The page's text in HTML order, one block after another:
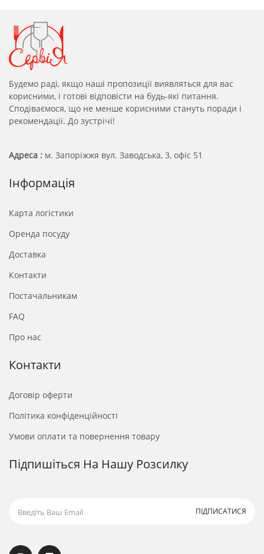
Будемо раді, якщо наші пропозиції виявляться для вас
корисними, і готові відповісти на будь-які питання.
Сподіваємося, що не менше корисними стануть поради і
рекомендації. До зустрічі!
Адреса : м. Запоріжжя вул. Заводська, 3, офіс 51
Інформація
Карта логістики
Оренда посуду
Доставка
Контакти
Постачальникам
FAQ
Про нас
Контакти
Договір оферти
Політика конфіденційності
Умови оплати та повернення товару
Підпишіться На Нашу Розсилку
ПІДПИСАТИСЯ